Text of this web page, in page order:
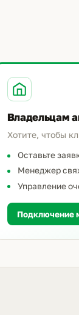
Владельцам
Хотите, чтобы
Оставьте
Менеджер
Управление
Подключение